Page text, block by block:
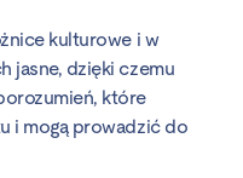
kulturowe i w
jasne, dzięki czemu
które
i mogą prowadzić do